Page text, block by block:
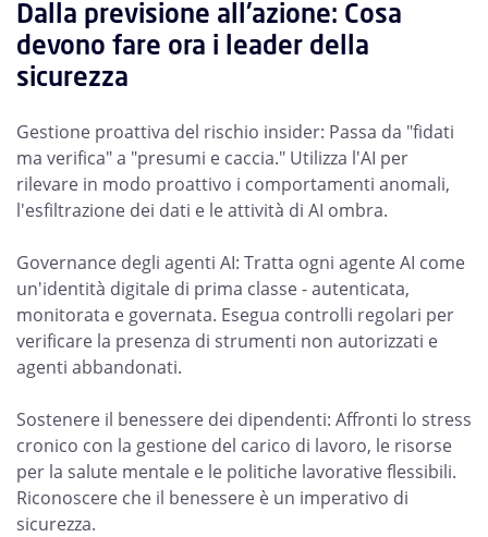
Dalla previsione all'azione: Cosa
devono fare ora i leader della
sicurezza
Gestione proattiva del rischio insider: Passa da "fidati
ma verifica" a "presumi e caccia." Utilizza l'AI per
rilevare in modo proattivo i comportamenti anomali,
l'esfiltrazione dei dati e le attività di AI ombra.
Governance degli agenti AI: Tratta ogni agente AI come
un'identità digitale di prima classe - autenticata,
monitorata e governata. Esegua controlli regolari per
verificare la presenza di strumenti non autorizzati e
agenti abbandonati.
Sostenere il benessere dei dipendenti: Affronti lo stress
cronico con la gestione del carico di lavoro, le risorse
per la salute mentale e le politiche lavorative flessibili.
Riconoscere che il benessere è un imperativo di
sicurezza.